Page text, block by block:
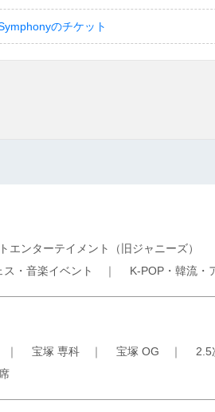
のチケット
エンターテイメント（旧ジャニーズ）
ス・音楽イベント ｜ K-POP・韓流・
｜ 宝塚 専科 ｜ 宝塚 OG ｜ 2.5